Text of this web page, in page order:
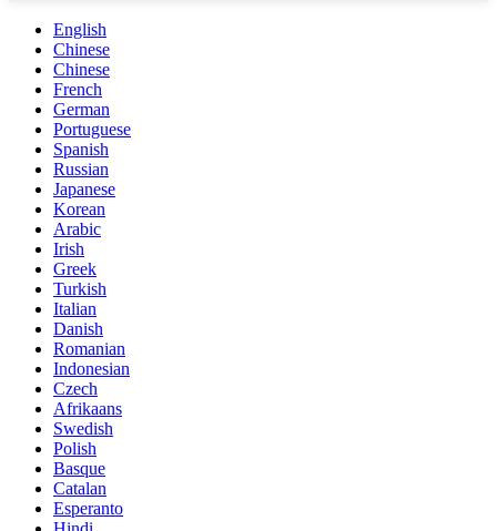
English
Chinese
Chinese
French
German
Portuguese
Spanish
Russian
Japanese
Korean
Arabic
Irish
Greek
Turkish
Italian
Danish
Romanian
Indonesian
Czech
Afrikaans
Swedish
Polish
Basque
Catalan
Esperanto